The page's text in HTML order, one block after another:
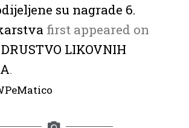
su nagrade 6.
first appeared on
LIKOVNIH
.